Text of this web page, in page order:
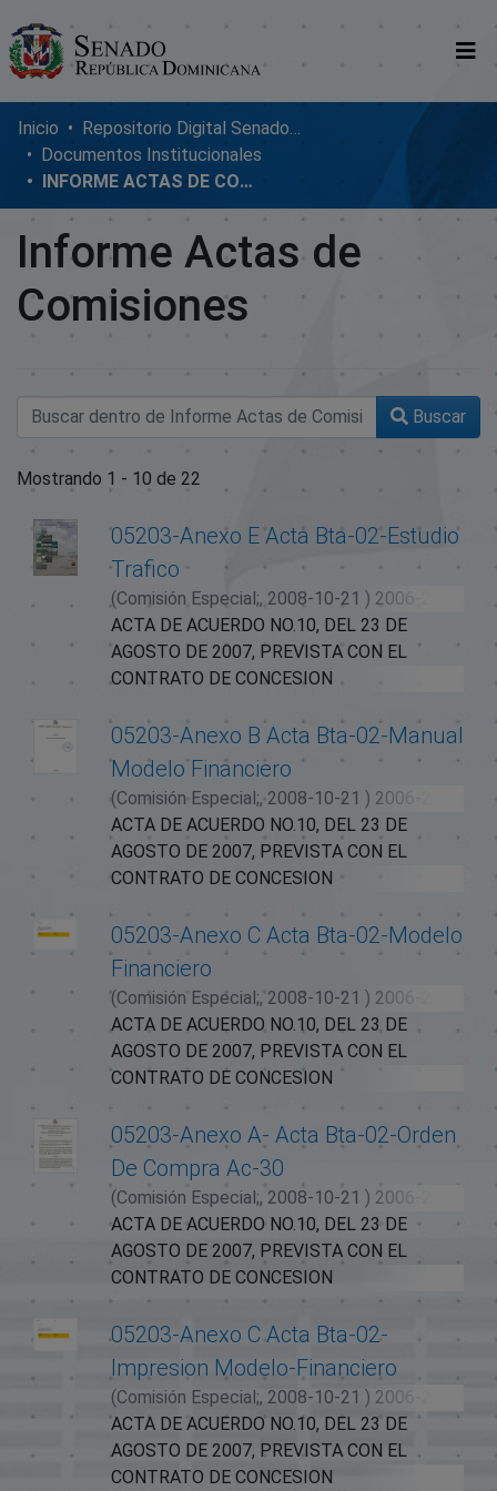
Comunidades
Glosario
Nosotros
Inicio
Repositorio Digital SenadoRD
Documentos Institucionales
INFORME ACTAS DE COMISIONES
Informe Actas de
Comisiones
Buscar
Envíos recientes
Mostrando 1 - 10 de 22
05203-Anexo E Acta Bta-02-Estudio
Trafico
(Comisión Especial;, 2008-10-21 ) 2006-2010
ACTA DE ACUERDO NO.10, DEL 23 DE
AGOSTO DE 2007, PREVISTA CON EL
CONTRATO DE CONCESION
DE LA CARRETERA SANTO DOMINGO-
CRUCE EL RINCON DE MOLINILLOS
FIRMADA ENTRE LA SECRETARIA DE EST
05203-Anexo B Acta Bta-02-Manual
Modelo Financiero
(Comisión Especial;,2008-10-21 ) 2006-2010
ACTA DE ACUERDO NO.10, DEL 23 DE
AGOSTO DE 2007, PREVISTA CON EL
CONTRATO DE CONCESION
DE LA CARRETERA SANTO DOMINGO-
CRUCE EL RINCON DE MOLINILLOS
FIRMADA ENTRE LA SECRETARIA DE EST
05203-Anexo C Acta Bta-02-Modelo
Financiero
(Comisión Especial;, 2008-10-21 ) 2006-2010
ACTA DE ACUERDO NO.10, DEL 23 DE
AGOSTO DE 2007, PREVISTA CON EL
CONTRATO DE CONCESION
ADMINISTRATIVA EN REGIMEN DE PEAJE
DE LA CARRETERA SANTO DOMINGO-
CRUCE EL RINCON DE MOLINILLOS
(SAMANA), (EL CONTRATO DE CONCESION),
FIRMADA ENTRE LA SECRETARIA DE EST
05203-Anexo A- Acta Bta-02-Orden
De Compra Ac-30
(Comisión Especial;, 2008-10-21 ) 2006-2010
ACTA DE ACUERDO NO.10, DEL 23 DE
AGOSTO DE 2007, PREVISTA CON EL
CONTRATO DE CONCESION
ADMINISTRATIVA EN REGIMEN DE PEAJE
DE LA CARRETERA SANTO DOMINGO-
CRUCE EL RINCON DE MOLINILLOS
(SAMANA), (EL CONTRATO DE CONCESION),
FIRMADA ENTRE LA SECRETARIA DE EST
05203-Anexo C Acta Bta-02-
Impresion Modelo-Financiero
(Comisión Especial;, 2008-10-21 ) 2006-2010
ACTA DE ACUERDO NO.10, DEL 23 DE
AGOSTO DE 2007, PREVISTA CON EL
CONTRATO DE CONCESION